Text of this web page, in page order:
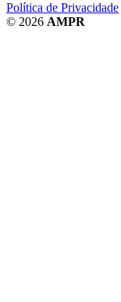
Política de Privacidade
© 2026 AMPR